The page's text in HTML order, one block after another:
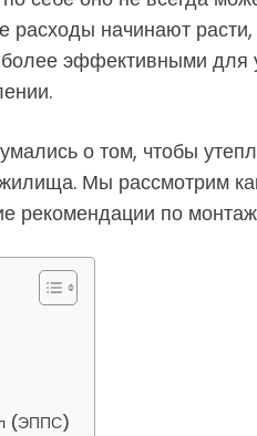
начинают
эффективными для
о том, чтобы
Мы рассмотрим
рекомендации по
(ЭППС)